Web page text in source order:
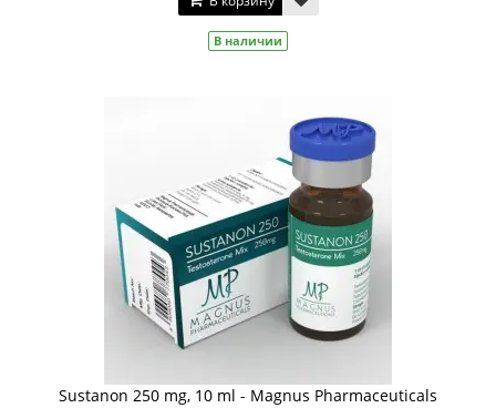
В наличии
Sustanon 250 mg, 10 ml - Magnus Pharmaceuticals